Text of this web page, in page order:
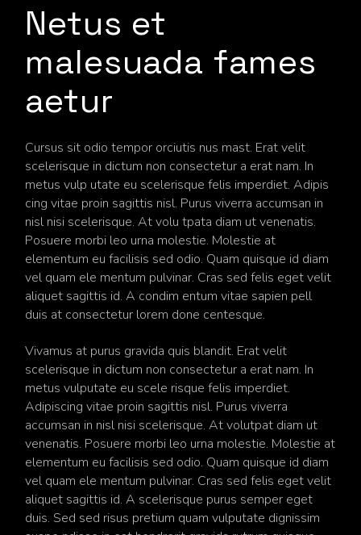
Netus et
malesuada fames
aetur
Cursus sit odio tempor orciutis nus mast. Erat velit
scelerisque in dictum non consectetur a erat nam. In
metus vulp utate eu scelerisque felis imperdiet. Adipis
cing vitae proin sagittis nisl. Purus viverra accumsan in
nisl nisi scelerisque. At volu tpata diam ut venenatis.
Posuere morbi leo urna molestie. Molestie at
elementum eu facilisis sed odio. Quam quisque id diam
vel quam ele mentum pulvinar. Cras sed felis eget velit
aliquet sagittis id. A condim entum vitae sapien pell
duis at consectetur lorem done centesque.
Vivamus at purus gravida quis blandit. Erat velit
scelerisque in dictum non consectetur a erat nam. In
metus vulputate eu scele risque felis imperdiet.
Adipiscing vitae proin sagittis nisl. Purus viverra
accumsan in nisl nisi scelerisque. At volutpat diam ut
venenatis. Posuere morbi leo urna molestie. Molestie at
elementum eu facilisis sed odio. Quam quisque id diam
vel quam ele mentum pulvinar. Cras sed felis eget velit
aliquet sagittis id. A scelerisque purus semper eget
duis. Sed sed risus pretium quam vulputate dignissim